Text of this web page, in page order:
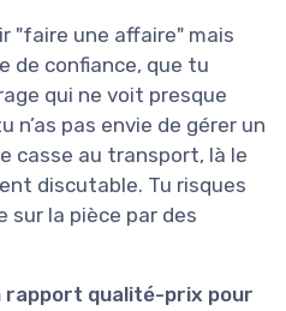
"faire une affaire" mais
de confiance, que tu
qui ne voit presque
n’as pas envie de gérer un
casse au transport, là le
discutable. Tu risques
sur la pièce par des
rapport qualité-prix pour